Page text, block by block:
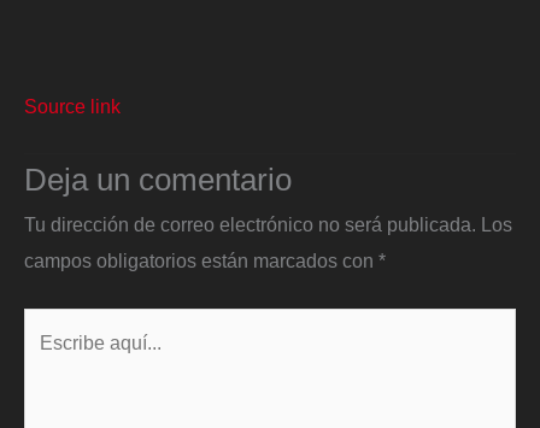
Source link
Deja un comentario
Tu dirección de correo electrónico no será publicada.
Los
campos obligatorios están marcados con *